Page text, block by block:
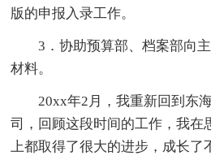
版的申报入录工作。
3．协助预算部、档案部向主
材料。
20xx年2月，我重新回到东海
司，回顾这段时间的工作，我在
上都取得了很大的进步，成长